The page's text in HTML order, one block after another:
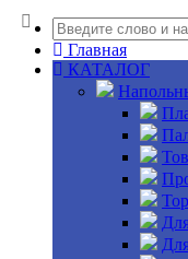
Главная
КАТАЛОГ